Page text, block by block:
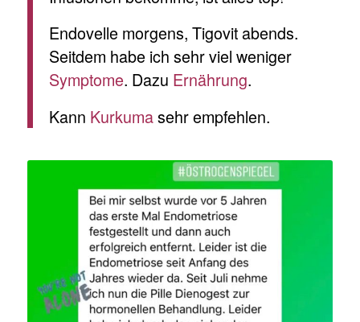
Endovelle morgens, Tigovit abends.
Seitdem habe ich sehr viel weniger
Symptome. Dazu Ernährung.
Kann Kurkumasehr empfehlen.